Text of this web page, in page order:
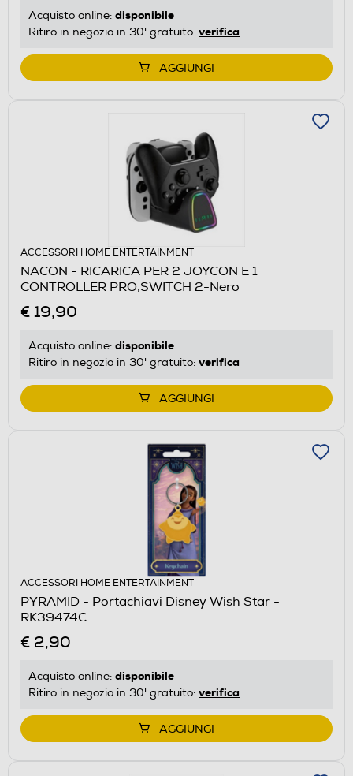
Acquisto online: disponibile
Ritiro in negozio in 30' gratuito: verifica
AGGIUNGI
ACCESSORI HOME ENTERTAINMENT
NACON - RICARICA PER 2 JOYCON E 1
CONTROLLER PRO,SWITCH 2-Nero
€ 19,90
Acquisto online: disponibile
Ritiro in negozio in 30' gratuito: verifica
AGGIUNGI
ACCESSORI HOME ENTERTAINMENT
PYRAMID - Portachiavi Disney Wish Star -
RK39474C
€ 2,90
Acquisto online: disponibile
Ritiro in negozio in 30' gratuito: verifica
AGGIUNGI